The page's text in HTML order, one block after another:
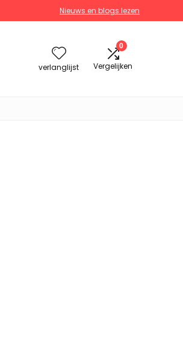
Nieuws en blogs lezen
verlanglijst
0
Vergelijken